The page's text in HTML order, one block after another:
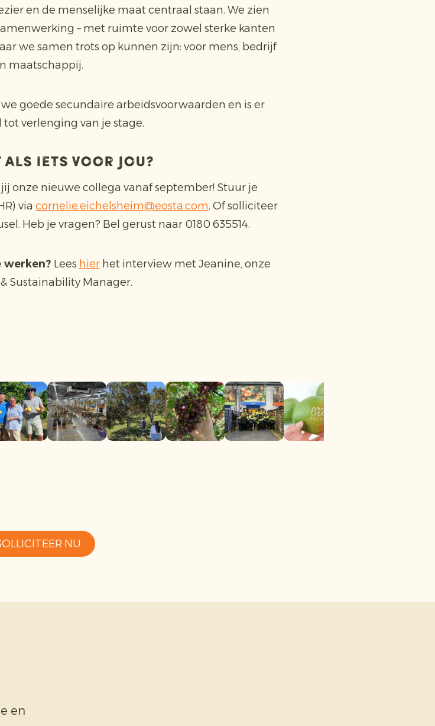
en de menselijke maat centraal staan. We zien
– met ruimte voor zowel sterke kanten
we samen trots op kunnen zijn: voor mens, bedrijf
maatschappij.
goede secundaire arbeidsvoorwaarden en is er
verlenging van je stage.
iets voor jou?
onze nieuwe collega vanaf september! Stuur je
via cornelie.eichelsheim@eosta.com. Of solliciteer
Heb je vragen? Bel gerust naar 0180 635514.
werken? Lees hierhet interview met Jeanine, onze
Sustainability Manager.
NU
en